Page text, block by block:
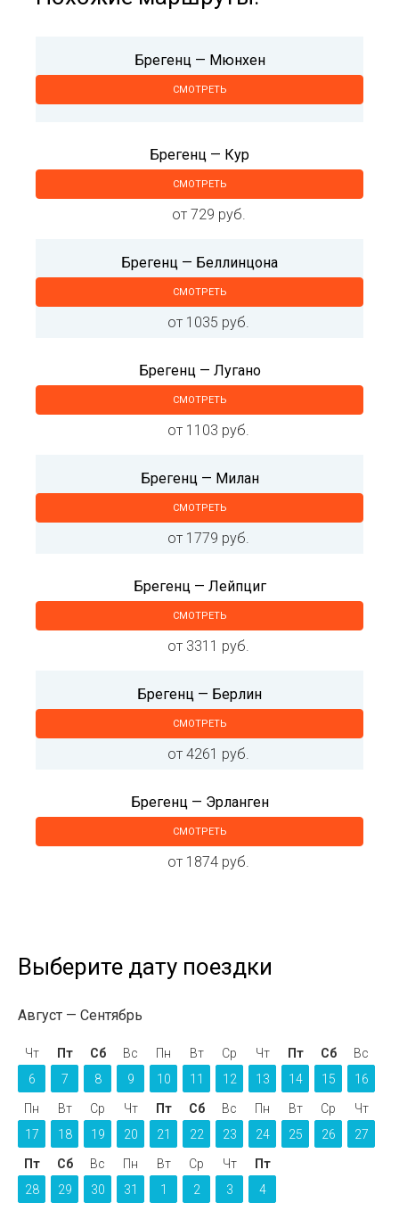
Брегенц — Мюнхен
СМОТРЕТЬ
Брегенц — Кур
СМОТРЕТЬ
от 729 руб.
Брегенц — Беллинцона
СМОТРЕТЬ
от 1035 руб.
Брегенц — Лугано
СМОТРЕТЬ
от 1103 руб.
Брегенц — Милан
СМОТРЕТЬ
от 1779 руб.
Брегенц — Лейпциг
СМОТРЕТЬ
от 3311 руб.
Брегенц — Берлин
СМОТРЕТЬ
от 4261 руб.
Брегенц — Эрланген
СМОТРЕТЬ
от 1874 руб.
Выберите дату поездки
Август Сентябрь
Чт
6
Пт
7
Сб
8
Вс
9
Пн
10
Вт
11
Ср
12
Чт
13
Пт
14
Сб
15
Вс
16
Пн
17
Вт
18
Ср
19
Чт
20
Пт
21
Сб
22
Вс
23
Пн
24
Вт
25
Ср
26
Чт
27
Пт
28
Сб
29
Вс
30
Пн
31
Вт
1
Ср
2
Чт
3
Пт
4